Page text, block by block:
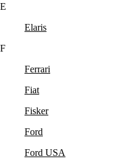
E
Elaris
F
Ferrari
Fiat
Fisker
Ford
Ford USA